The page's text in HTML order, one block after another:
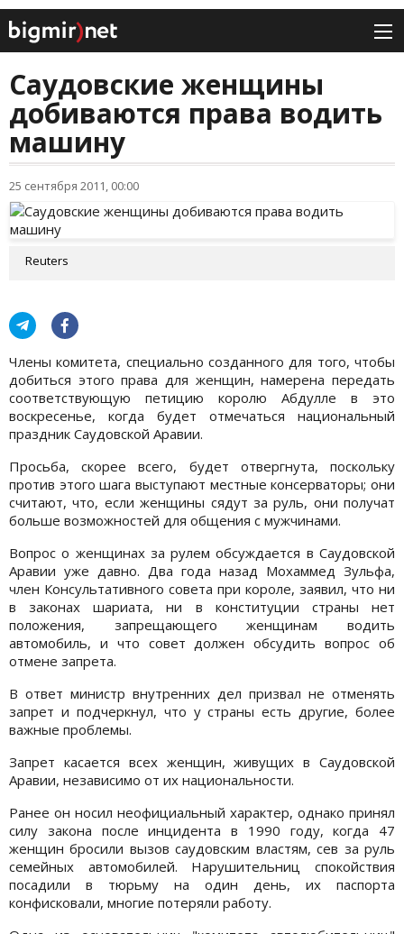
Саудовские женщины
добиваются права водить
машину
25 сентября 2011, 00:00
Reuters
Члены комитета, специально созданного для того, чтобы
добиться этого права для женщин, намерена передать
соответствующую петицию королю Абдулле в это
воскресенье, когда будет отмечаться национальный
праздник Саудовской Аравии.
Просьба, скорее всего, будет отвергнута, поскольку
против этого шага выступают местные консерваторы; они
считают, что, если женщины сядут за руль, они получат
больше возможностей для общения с мужчинами.
Вопрос о женщинах за рулем обсуждается в Саудовской
Аравии уже давно. Два года назад Мохаммед Зульфа,
член Консультативного совета при короле, заявил, что ни
в законах шариата, ни в конституции страны нет
положения, запрещающего женщинам водить
автомобиль, и что совет должен обсудить вопрос об
отмене запрета.
В ответ министр внутренних дел призвал не отменять
запрет и подчеркнул, что у страны есть другие, более
важные проблемы.
Запрет касается всех женщин, живущих в Саудовской
Аравии, независимо от их национальности.
Ранее он носил неофициальный характер, однако принял
силу закона после инцидента в 1990 году, когда 47
женщин бросили вызов саудовским властям, сев за руль
семейных автомобилей. Нарушительниц спокойствия
посадили в тюрьму на один день, их паспорта
конфисковали, многие потеряли работу.